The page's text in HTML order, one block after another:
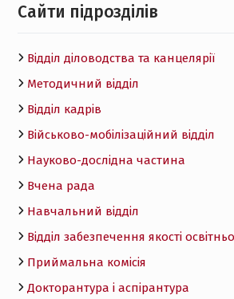
Cайти підрозділів
Відділ діловодства та канцелярії
Методичний відділ
Відділ кадрів
Військово-мобілізаційний відділ
Науково-дослідна частина
Вчена рада
Навчальний відділ
Відділ забезпечення якості
Приймальна комісія
Докторантура і аспірантура